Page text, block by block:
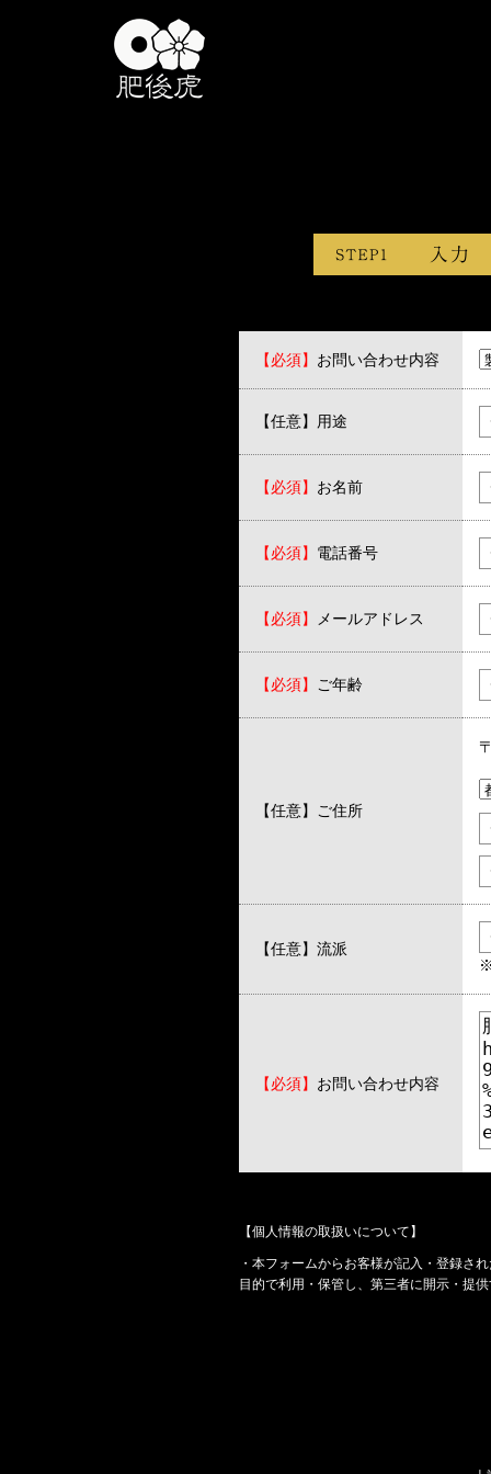
【必須】 お問い合わせ内容
【任意】用途
【必須】 お名前
【必須】 電話番号
【必須】 メールアドレス
【必須】 ご年齢
【任意】 ご住所
【任意】 流派
【必須】 お問い合わせ内容
【個人情報の取扱いについて】
・本フォームからお客様が記入・登録さ
目的で利用・保管し、第三者に開示・提